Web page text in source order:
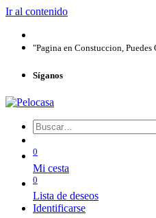
Ir al contenido
"Pagina en Constuccion,
Síganos
0
Mi cesta
0
Lista de deseos
Identificarse